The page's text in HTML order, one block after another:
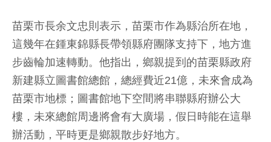
苗栗市長余文忠則表示，苗栗市作為縣治所在地，
這幾年在鍾東錦縣長帶領縣府團隊支持下，地方進
步齒輪加速轉動。他指出，鄉親提到的苗栗縣政府
新建縣立圖書館總館，總經費近21億，未來會成為
苗栗市地標；圖書館地下空間將串聯縣府辦公大
樓，未來總館周邊將會有大廣場，假日時能在這舉
辦活動，平時更是鄉親散步好地方。